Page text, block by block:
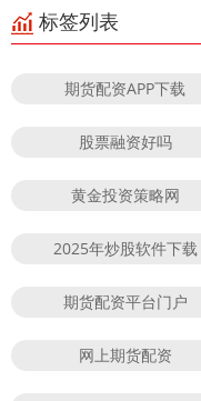
标签列表
期货配资APP下载
股票融资好吗
黄金投资策略网
2025年炒股软件下载
期货配资平台门户
网上期货配资